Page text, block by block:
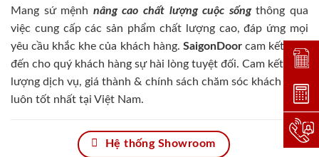
Mang sứ mệnh nâng cao chất lượng cuộc sốngthông qua
việc cung cấp các sản phẩm chất lượng cao, đáp ứng mọi
yêu cầu khắc khe của khách hàng. SaigonDoorcam kết đem
đến cho quý khách hàng sự hài lòng tuyệt đối. Cam kết chất
lượng dịch vụ, giá thành & chính sách chăm sóc khách hàng
luôn tốt nhất tại Việt Nam.
Hệ thống Showroom
Đặt
Dự